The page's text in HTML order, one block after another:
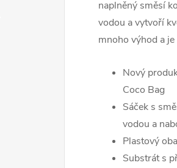
naplněný směsí
vodou a vytvoří
mnoho výhod a
Nový
Coco Bag
Sáček s
vodou a
Plastový
Substrát s